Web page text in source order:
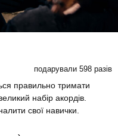
подарували 598 разів
правильно тримати
набір акордів.
свої навички.